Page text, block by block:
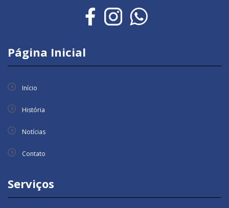
Página Inicial
Início
História
Notícias
Contato
Serviços